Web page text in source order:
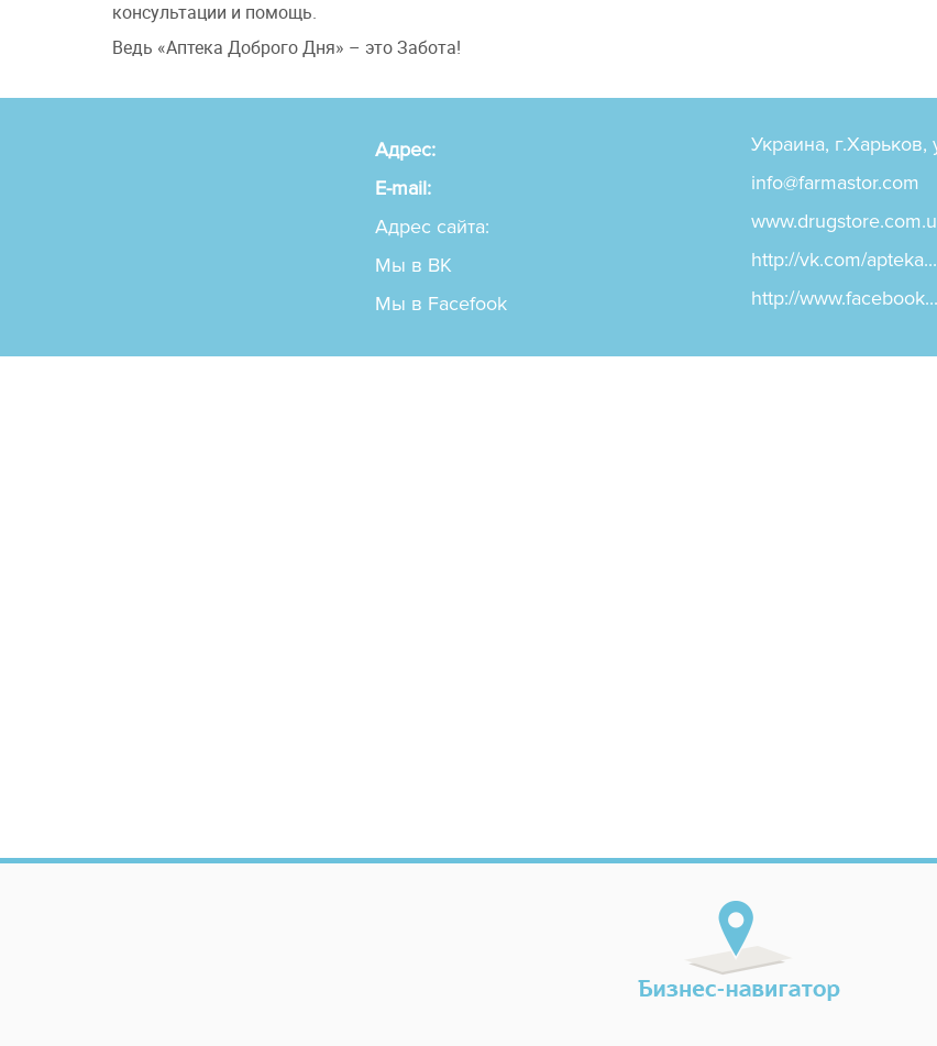
консультации и помощь.
Ведь «Аптека Доброго Дня» – это Забота!
Адрес:
Украина,
E-mail:
info@farmastor.com
Адрес сайта:
Мы в ВК
http://vk.com/apteka...
Мы в Facefook
http://